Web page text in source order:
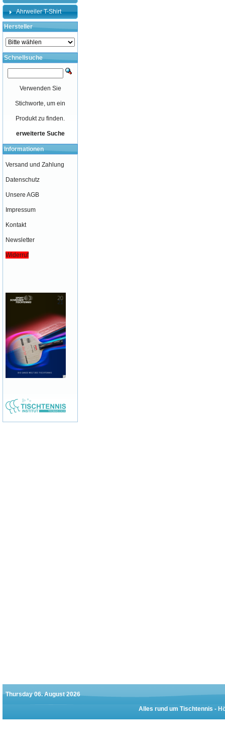
Ahrweiler T-Shirt
Hersteller
Schnellsuche
Verwenden Sie
Stichworte, um ein
Produkt zu finden.
erweiterte Suche
Informationen
Versand und Zahlung
Datenschutz
Unsere AGB
Impressum
Kontakt
Newsletter
Widerruf
Thursday 06. August 2026
Alles rund um Tischtennis -